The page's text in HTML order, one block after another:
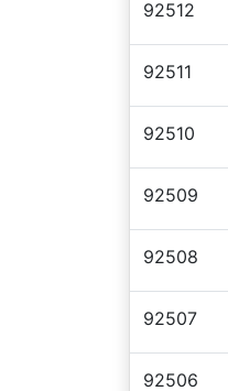
92512
92511
92510
92509
92508
92507
92506